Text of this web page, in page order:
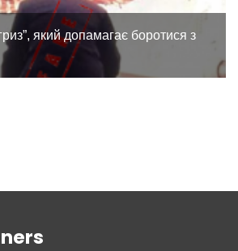
який допамагає боротися з